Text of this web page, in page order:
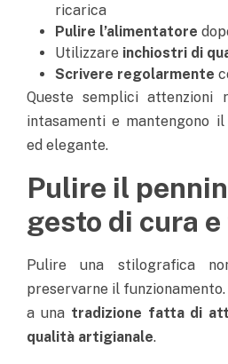
ricarica
Pulire l’alimentatore
Utilizzare inchiostri di
Scrivere regolarmente
Queste semplici attenzioni
intasamenti e mantengono
ed elegante.
Pulire il
gesto di cura
Pulire una stilografica
preservarne il
a una tradizione fatta di
qualità artigianale.